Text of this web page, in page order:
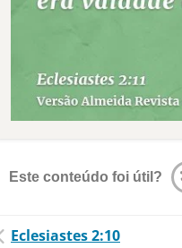
Este conteúdo foi útil?
Eclesiastes 2:10